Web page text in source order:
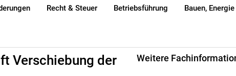
Recht & Steuer Betriebsführung Bauen,
Verschiebung der
Weitere